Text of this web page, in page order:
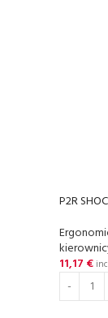
P2R
11,17 €